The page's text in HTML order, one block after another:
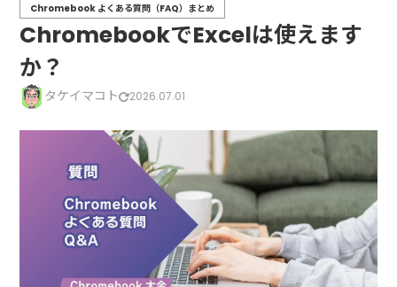
ChromebookでExcelは使えます
か？
タケイマコト 2026.07.01
Chromebook よくある質問（FAQ）まとめ